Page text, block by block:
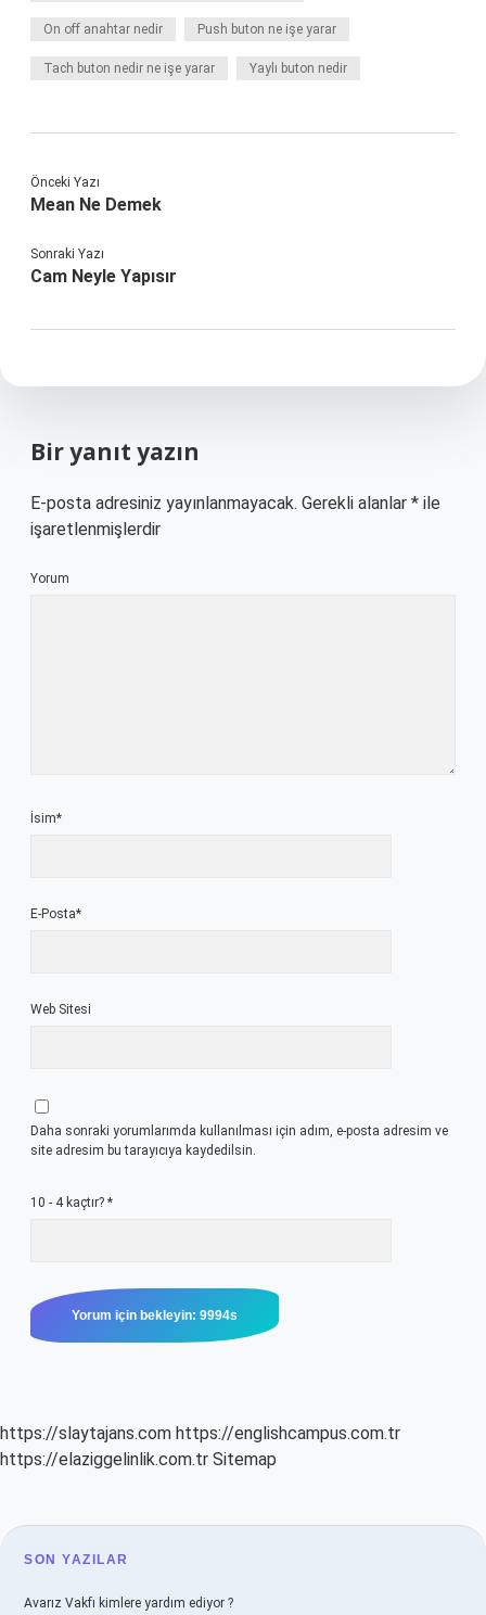
On off anahtar nedir Push buton ne işe yarar
Tach buton nedir ne işe yarar Yaylı buton nedir
Önceki Yazı
Mean Ne Demek
Sonraki Yazı
Cam Neyle Yapısır
Bir yanıt yazın
E-posta adresiniz yayınlanmayacak. Gerekli alanlar * ile
işaretlenmişlerdir
Yorum
İsim*
E-Posta*
Web Sitesi
Daha sonraki yorumlarımda kullanılması için adım, e-posta adresim ve
site adresim bu tarayıcıya kaydedilsin.
10 - 4 kaçtır? *
https://slaytajans.com https://englishcampus.com.tr
https://elaziggelinlik.com.tr Sitemap
SIDEBAR
SON YAZILAR
Avarız Vakfı kimlere yardım ediyor ?